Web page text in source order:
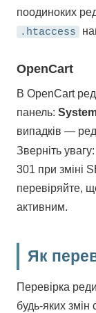
поодиноких
.htaccess
OpenCart
В OpenCart
панель:
випадків —
Зверніть
301 при зміні
перевіряйте,
активним.
Як
Перевірка
будь-яких змін